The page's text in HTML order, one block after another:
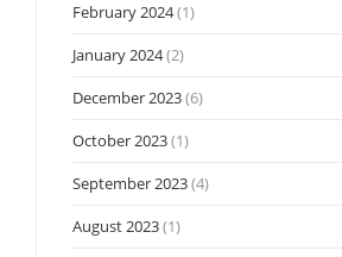
February 2024(1)
January 2024(2)
December 2023(6)
October 2023(1)
September 2023(4)
August 2023(1)